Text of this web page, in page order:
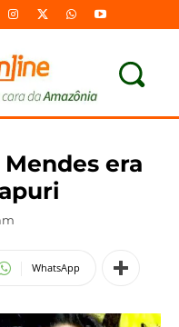
era
WhatsApp